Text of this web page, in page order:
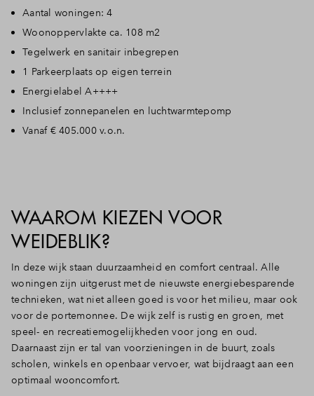
Aantal woningen: 4
Woonoppervlakte ca. 108 m2
Tegelwerk en sanitair inbegrepen
1 Parkeerplaats op eigen terrein
Energielabel A++++
Inclusief zonnepanelen en luchtwarmtepomp
Vanaf € 405.000 v.o.n.
WAAROM KIEZEN VOOR
WEIDEBLIK?
In deze wijk staan duurzaamheid en comfort centraal. Alle
woningen zijn uitgerust met de nieuwste energiebesparende
technieken, wat niet alleen goed is voor het milieu, maar ook
voor de portemonnee. De wijk zelf is rustig en groen, met
speel- en recreatiemogelijkheden voor jong en oud.
Daarnaast zijn er tal van voorzieningen in de buurt, zoals
scholen, winkels en openbaar vervoer, wat bijdraagt aan een
optimaal wooncomfort.